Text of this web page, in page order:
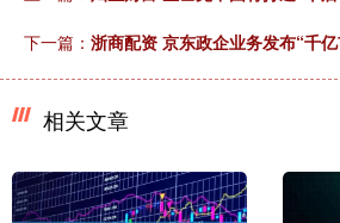
下一篇： 浙商配资 京东政企业务发布“千
相关文章